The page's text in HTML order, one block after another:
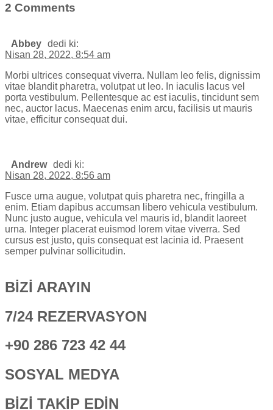
2 Comments
Abbey dedi ki:
Nisan 28, 2022, 8:54 am
Morbi ultrices consequat viverra. Nullam leo felis, dignissim
vitae blandit pharetra, volutpat ut leo. In iaculis lacus vel
porta vestibulum. Pellentesque ac est iaculis, tincidunt sem
nec, auctor lacus. Maecenas enim arcu, facilisis ut mauris
vitae, efficitur consequat dui.
Andrew dedi ki:
Nisan 28, 2022, 8:56 am
Fusce urna augue, volutpat quis pharetra nec, fringilla a
enim. Etiam dapibus accumsan libero vehicula vestibulum.
Nunc justo augue, vehicula vel mauris id, blandit laoreet
urna. Integer placerat euismod lorem vitae viverra. Sed
cursus est justo, quis consequat est lacinia id. Praesent
semper pulvinar sollicitudin.
BİZİ ARAYIN
7/24 REZERVASYON
+90 286 723 42 44
SOSYAL MEDYA
BİZİ TAKİP EDİN